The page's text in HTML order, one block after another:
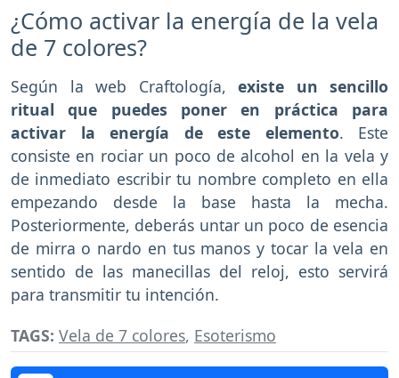
¿Cómo activar la energía de la vela
de 7 colores?
Según la web Craftología, existe un sencillo
ritual que puedes poner en práctica para
activar la energía de este elemento. Este
consiste en rociar un poco de alcohol en la vela y
de inmediato escribir tu nombre completo en ella
empezando desde la base hasta la mecha.
Posteriormente, deberás untar un poco de esencia
de mirra o nardo en tus manos y tocar la vela en
sentido de las manecillas del reloj, esto servirá
para transmitir tu intención.
TAGS: Vela de 7 colores, Esoterismo